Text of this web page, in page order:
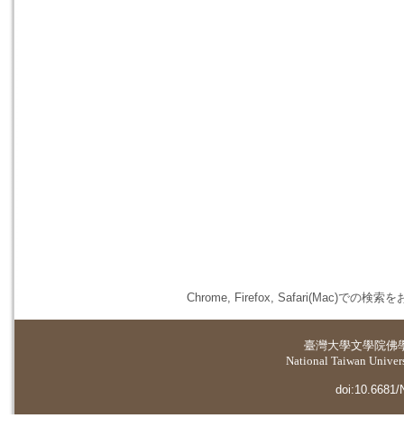
Chrome, Firefox, Safari(Mac)での検索を
臺灣大學文學院佛
National Taiwan
doi:10.6681/